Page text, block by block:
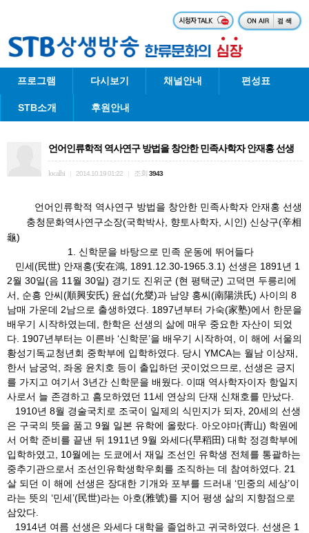
프로그램 다시보기 채널안내 편성표
STB소개 후원안내
언어인류학적 역사연구 방법을 창안한 민족사학자 안재홍 선생
localhi 2014.10.19 01:22 조회 3943
언어인류학적 역사연구 방법을 창안한 민족사학자 안재홍 선생
충청문화역사연구소장(국학박사, 향토사학자, 시인) 신상구(辛相
龜)
1. 신학문을 바탕으로 민족 운동에 뛰어들다
민세(民世) 안재홍(安在鴻, 1891.12.30-1965.3.1) 선생은 1891년 1
2월 30일(음 11월 30일) 경기도 진위군 (현 평택군) 고덕면 두릉리에
서, 순흥 안씨(順興安氏) 윤섭(允燮)과 남양 홍씨(南陽洪氏) 사이의 8
남매 가운데 2남으로 출생하였다. 1897년부터 가숙(家塾)에서 한문을
배우기 시작하였는데, 한학은 선생의 삶에 매우 중요한 자산이 되었
다. 1907년부터는 이른바 ‘신학문’을 배우기 시작하여, 이 해에 서울의
황성기독교청년회 중학부에 입학하였다. 당시 YMCA는 월남 이상재,
한서 남궁억, 좌옹 윤치호 등이 출입하던 곳이었으므로, 선생은 긍지
를 가지고 여기서 3년간 신학문을 배웠다. 이때 역사학자이자 항일지
사로서 늘 존경하고 흠모하였던 11세 연상의 단재 신채호를 만났다.
1910년 8월 경술국치로 조국이 일제의 식민지가 되자, 20세의 선생
은 구국의 뜻을 품고 9월 일본 유학에 올랐다. 아오야마(靑山) 학원에
서 어학 준비를 끝낸 뒤 1911년 9월 와세다(早稻田) 대학 정경학부에
입학하였고, 10월에는 도쿄에서 재일 조선인 유학생 전체를 통괄하는
중추기관으로서 조선인유학생학우회를 조직하는 데 참여하였다. 21
살 되던 이 해에 선생은 장대한 기개와 포부를 드러내 ‘민중의 세상’이
라는 뜻의 ‘민세’(民世)라는 아호(雅號)를 지어 평생 삶의 지향점으로
삼았다.
1914년 여름 선생은 와세다 대학을 졸업하고 귀국하였다. 선생은 1